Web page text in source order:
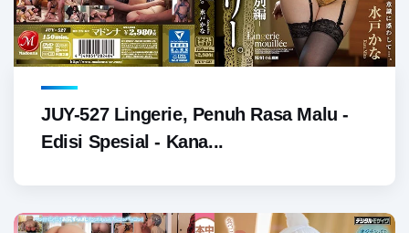
JUY-527 Lingerie, Penuh Rasa Malu -
Edisi Spesial - Kana...